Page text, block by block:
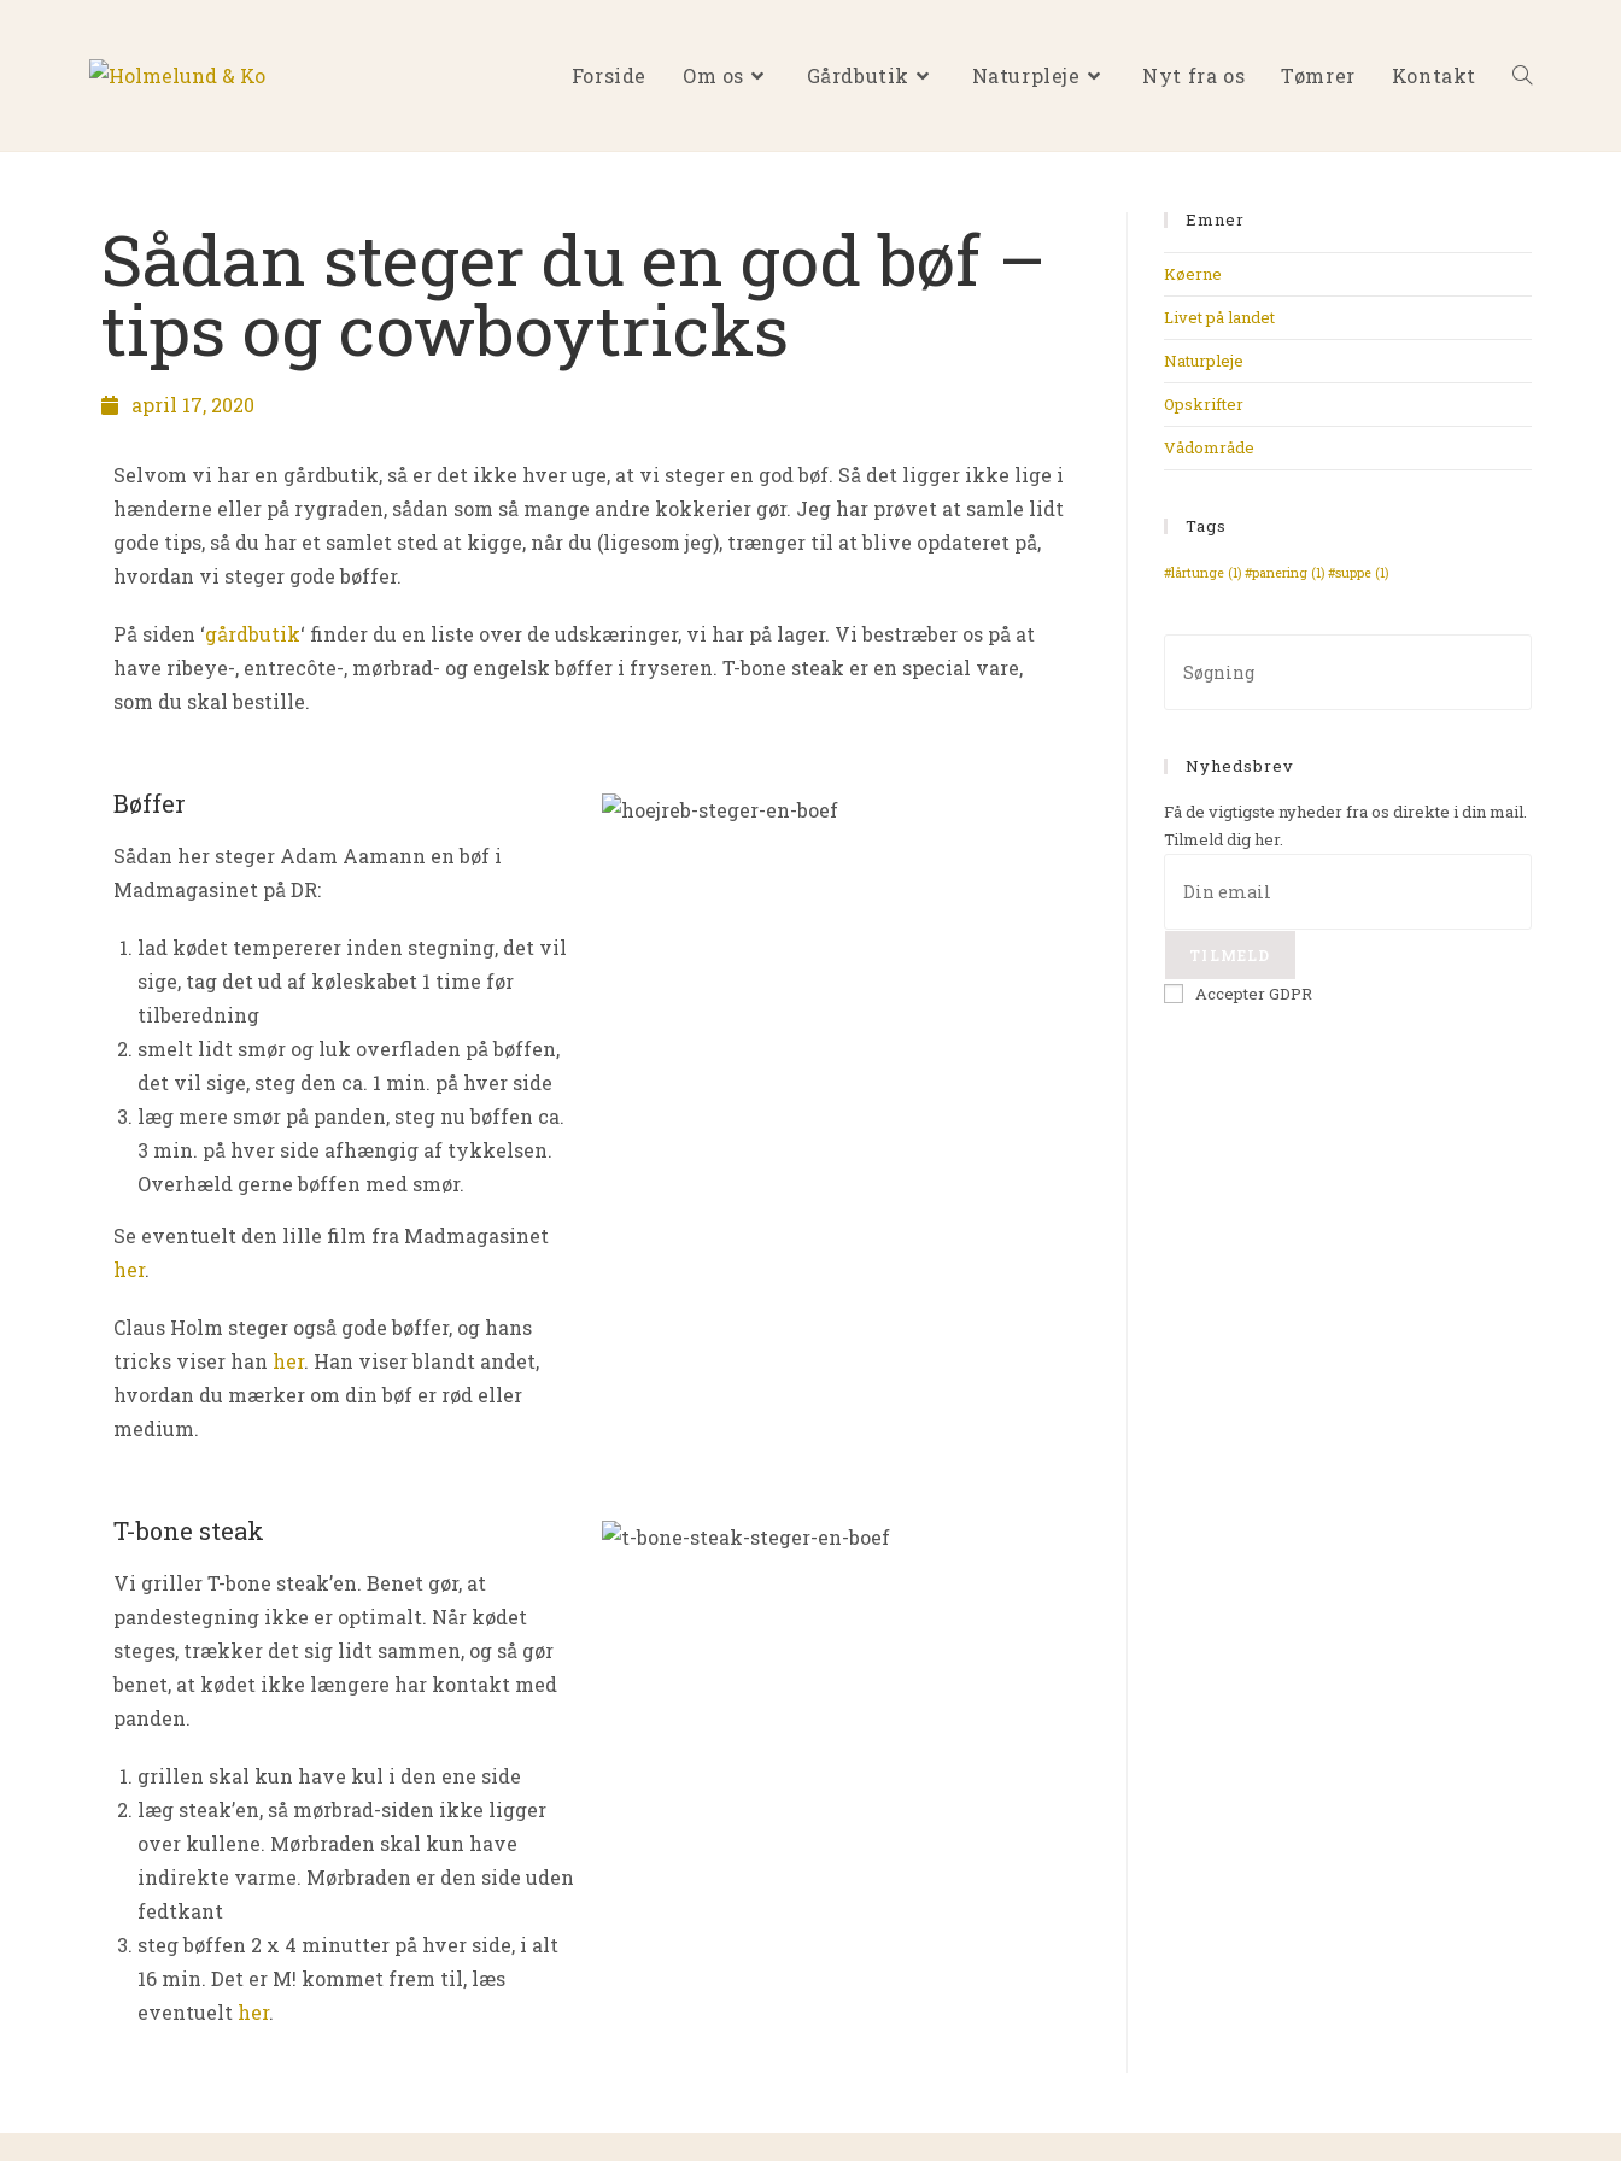
Forside Om os Gårdbutik Naturpleje Nyt fra os Tømrer Kontakt
Sådan steger du en god bøf –
tips og cowboytricks
april 17, 2020
Selvom vi har en gårdbutik, så er det ikke hver uge, at vi steger en god bøf. Så det ligger ikke lige i
hænderne eller på rygraden, sådan som så mange andre kokkerier gør. Jeg har prøvet at samle lidt
gode tips, så du har et samlet sted at kigge, når du (ligesom jeg), trænger til at blive opdateret på,
hvordan vi steger gode bøffer.
På siden ‘gårdbutik‘ finder du en liste over de udskæringer, vi har på lager. Vi bestræber os på at
have ribeye-, entrecôte-, mørbrad- og engelsk bøffer i fryseren. T-bone steak er en special vare,
som du skal bestille.
Bøffer
Sådan her steger Adam Aamann en bøf i
Madmagasinet på DR:
lad kødet tempererer inden stegning, det vil
sige, tag det ud af køleskabet 1 time før
tilberedning
smelt lidt smør og luk overfladen på bøffen,
det vil sige, steg den ca. 1 min. på hver side
læg mere smør på panden, steg nu bøffen ca.
3 min. på hver side afhængig af tykkelsen.
Overhæld gerne bøffen med smør.
Se eventuelt den lille film fra Madmagasinet
her.
Claus Holm steger også gode bøffer, og hans
tricks viser han her. Han viser blandt andet,
hvordan du mærker om din bøf er rød eller
medium.
T-bone steak
Vi griller T-bone steak’en. Benet gør, at
pandestegning ikke er optimalt. Når kødet
steges, trækker det sig lidt sammen, og så gør
benet, at kødet ikke længere har kontakt med
panden.
grillen skal kun have kul i den ene side
læg steak’en, så mørbrad-siden ikke ligger
over kullene. Mørbraden skal kun have
indirekte varme. Mørbraden er den side uden
fedtkant
steg bøffen 2 x 4 minutter på hver side, i alt
16 min. Det er M! kommet frem til, læs
eventuelt her.
Emner
Køerne
Livet på landet
Naturpleje
Opskrifter
Vådområde
Tags
#lårtunge (1) #panering (1) #suppe (1)
Nyhedsbrev
Få de vigtigste nyheder fra os direkte i din mail.
Tilmeld dig her.
TILMELD
Accepter GDPR